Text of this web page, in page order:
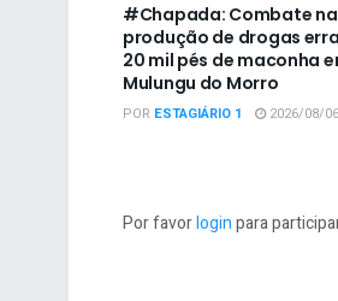
#Chapada: Combate na
produção de drogas
20 mil pés de maconha
Mulungu do Morro
POR ESTAGIÁRIO 1 2026/08/06
Por favorloginpara